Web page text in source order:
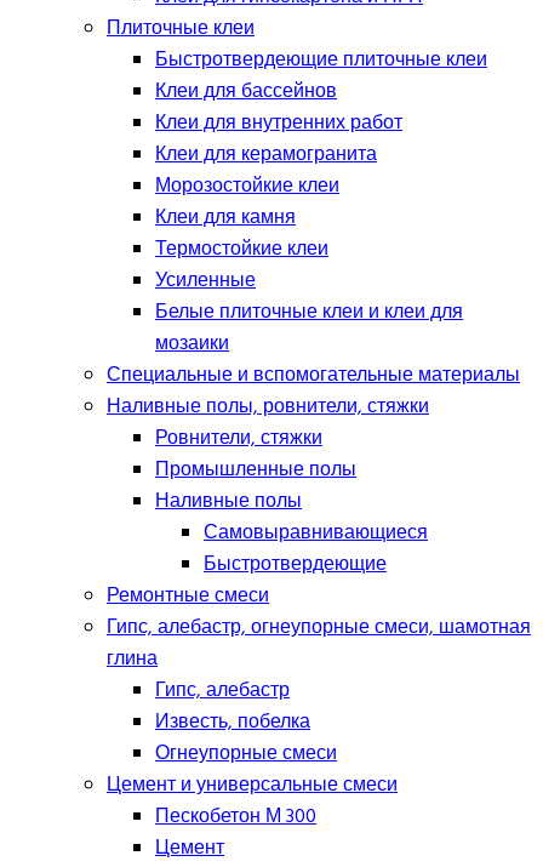
Плиточные клеи
Быстротвердеющие плиточные клеи
Клеи для бассейнов
Клеи для внутренних работ
Клеи для керамогранита
Морозостойкие клеи
Клеи для камня
Термостойкие клеи
Усиленные
Белые плиточные клеи и клеи для
мозаики
Специальные и вспомогательные материалы
Наливные полы, ровнители, стяжки
Ровнители, стяжки
Промышленные полы
Наливные полы
Самовыравнивающиеся
Быстротвердеющие
Ремонтные смеси
Гипс, алебастр, огнеупорные смеси, шамотная
глина
Гипс, алебастр
Известь, побелка
Огнеупорные смеси
Цемент и универсальные смеси
Пескобетон М 300
Цемент